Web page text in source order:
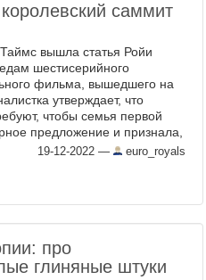
саммит
вышла статья Ройи
шестисерийного
фильма, вышедшего на
утверждает, что
чтобы семья первой
предложение и признала,
«Это как жить в мыльной
остальные ...
19-12-2022 — euro_royals
про
глиняные штуки